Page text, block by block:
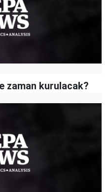
zaman kurulacak?